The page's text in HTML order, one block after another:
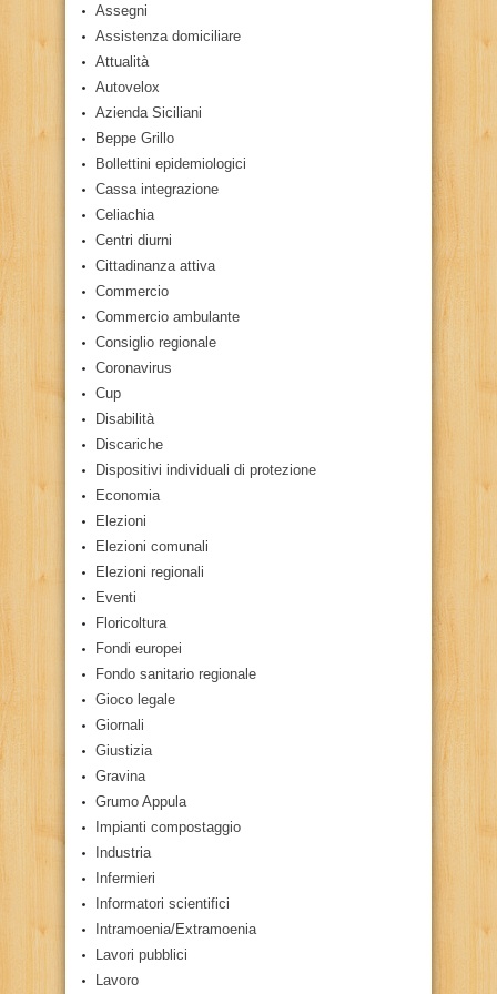
Assegni
Assistenza domiciliare
Attualità
Autovelox
Azienda Siciliani
Beppe Grillo
Bollettini epidemiologici
Cassa integrazione
Celiachia
Centri diurni
Cittadinanza attiva
Commercio
Commercio ambulante
Consiglio regionale
Coronavirus
Cup
Disabilità
Discariche
Dispositivi individuali di protezione
Economia
Elezioni
Elezioni comunali
Elezioni regionali
Eventi
Floricoltura
Fondi europei
Fondo sanitario regionale
Gioco legale
Giornali
Giustizia
Gravina
Grumo Appula
Impianti compostaggio
Industria
Infermieri
Informatori scientifici
Intramoenia/Extramoenia
Lavori pubblici
Lavoro